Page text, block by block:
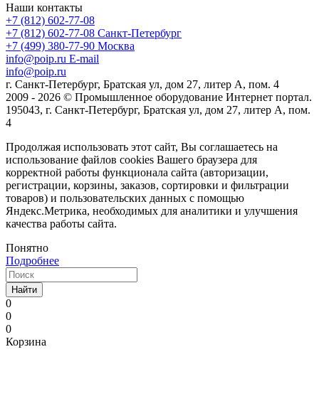
Наши контакты
+7 (812) 602-77-08
+7 (812) 602-77-08 Санкт-Петербург
+7 (499) 380-77-90 Москва
info@poip.ru E-mail
info@poip.ru
г. Санкт-Петербург, Братская ул, дом 27, литер А, пом. 4
2009 - 2026 © Промышленное оборудование Интернет портал.
195043, г. Санкт-Петербург, Братская ул, дом 27, литер А, пом.
4
Продолжая использовать этот сайт, Вы соглашаетесь на
использование файлов cookies Вашего браузера для
корректной работы функционала сайта (авторизации,
регистрации, корзины, заказов, сортировки и фильтрации
товаров) и пользовательских данных с помощью
Яндекс.Метрика, необходимых для аналитики и улучшения
качества работы сайта.
Понятно
Подробнее
Найти
0
0
0
Корзина